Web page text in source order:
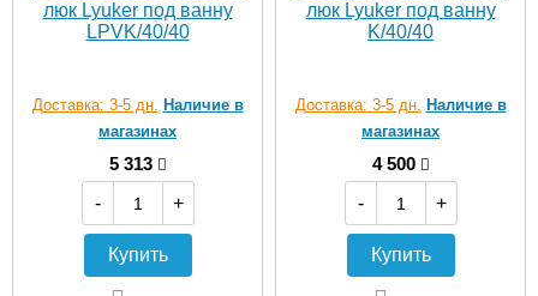
люк Lyuker под ванну
LPVK/40/40
Доставка: 3-5 дн. Наличие в
магазинах
5 313
-
+
Купить
люк Lyuker под ванну
K/40/40
Доставка: 3-5 дн. Наличие в
магазинах
4 500
-
+
Купить